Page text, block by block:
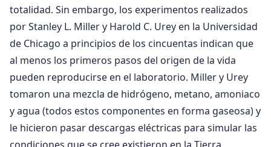
totalidad. Sin embargo, los experimentos realizados
por Stanley L. Miller y Harold C. Urey en la Universidad
de Chicago a principios de los cincuentas indican que
al menos los primeros pasos del origen de la vida
pueden reproducirse en el laboratorio. Miller y Urey
tomaron una mezcla de hidrógeno, metano, amoniaco
y agua (todos estos componentes en forma gaseosa) y
le hicieron pasar descargas eléctricas para simular las